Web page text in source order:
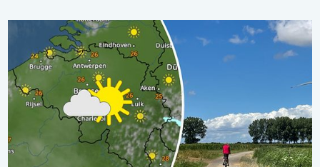
Fraai zomerweer om eropuit te trekken. Weekendweer. . .